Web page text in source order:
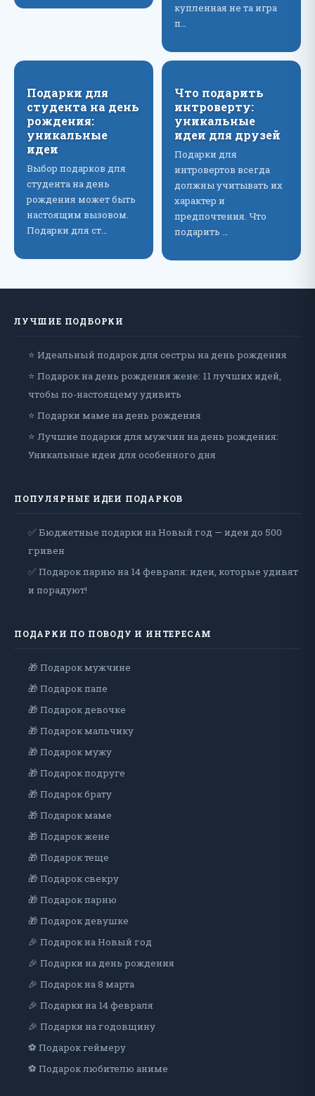
купленная не та игра
п…
Подарки для
студента на день
рождения:
уникальные
идеи
Выбор подарков для
студента на день
рождения может быть
настоящим вызовом.
Подарки для ст…
Что подарить
интроверту:
уникальные
идеи для друзей
Подарки для
интровертов всегда
должны учитывать их
характер и
предпочтения. Что
подарить …
ЛУЧШИЕ ПОДБОРКИ
⭐ Идеальный подарок для сестры на день рождения
⭐ Подарок на день рождения жене: 11 лучших идей,
чтобы по-настоящему удивить
⭐ Подарки маме на день рождения
⭐ Лучшие подарки для мужчин на день рождения:
Уникальные идеи для особенного дня
ПОПУЛЯРНЫЕ ИДЕИ ПОДАРКОВ
✅ Бюджетные подарки на Новый год — идеи до 500
гривен
✅ Подарок парню на 14 февраля: идеи, которые удивят
и порадуют!
ПОДАРКИ ПО ПОВОДУ И ИНТЕРЕСАМ
🎁 Подарок мужчине
🎁 Подарок папе
🎁 Подарок девочке
🎁 Подарок мальчику
🎁 Подарок мужу
🎁 Подарок подруге
🎁 Подарок брату
🎁 Подарок маме
🎁 Подарок жене
🎁 Подарок теще
🎁 Подарок свекру
🎁 Подарок парню
🎁 Подарок девушке
🎉 Подарок на Новый год
🎉 Подарки на день рождения
🎉 Подарок на 8 марта
🎉 Подарки на 14 февраля
🎉 Подарки на годовщину
⚽ Подарок геймеру
⚽ Подарок любителю аниме